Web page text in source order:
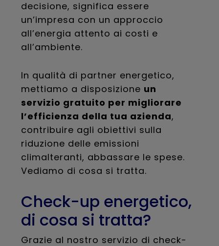
decisione, significa essere
un’impresa con un approccio
all’energia attento ai costi e
all’ambiente.
In qualità di partner energetico,
mettiamo a disposizione un
servizio gratuito per migliorare
l’efficienza della tua azienda,
contribuire agli obiettivi sulla
riduzione delle emissioni
climalteranti, abbassare le spese.
Vediamo di cosa si tratta.
Check-up energetico,
di cosa si tratta?
Grazie al nostro servizio di check-